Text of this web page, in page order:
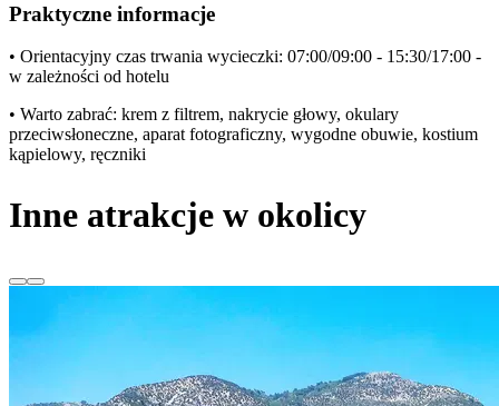
Praktyczne informacje
• Orientacyjny czas trwania wycieczki: 07:00/09:00 - 15:30/17:00 -
w zależności od hotelu
• Warto zabrać: krem z filtrem, nakrycie głowy, okulary
przeciwsłoneczne, aparat fotograficzny, wygodne obuwie, kostium
kąpielowy, ręczniki
Inne atrakcje w okolicy